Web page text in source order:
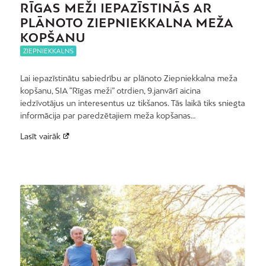
RĪGAS MEŽI IEPAZĪSTINĀS AR
PLĀNOTO ZIEPNIEKKALNA MEŽA
KOPŠANU
ZIEPNIEKKALNS
Lai iepazīstinātu sabiedrību ar plānoto Ziepniekkalna meža
kopšanu, SIA “Rīgas meži” otrdien, 9.janvārī aicina
iedzīvotājus un interesentus uz tikšanos. Tās laikā tiks sniegta
informācija par paredzētajiem meža kopšanas…
Lasīt vairāk